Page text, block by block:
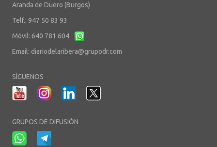
Aranda de Duero (Burgos)
Telf.: 947 50 83 93
Móvil: 640 781 604
Email: diariodelaribera@grupodr.com
SÍGUENOS
GRUPOS DE DIFUSIÓN